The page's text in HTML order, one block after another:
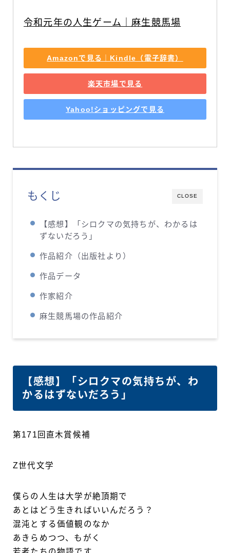
令和元年の人生ゲーム｜麻生競馬場
Amazonで見る｜Kindle（電子辞書）
楽天市場で見る
Yahoo!ショッピングで見る
CLOSE
もくじ
【感想】「シロクマの気持ちが、わかるは
ずないだろう」
作品紹介（出版社より）
作品データ
作家紹介
麻生競馬場の作品紹介
【感想】「シロクマの気持ちが、わ
かるはずないだろう」
第171回直木賞候補
Z世代文学
僕らの人生は大学が絶頂期で
あとはどう生きればいいんだろう？
混沌とする価値観のなか
あきらめつつ、もがく